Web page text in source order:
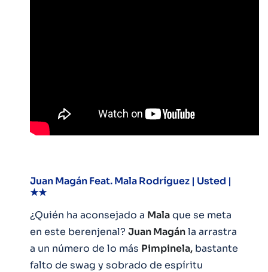
Juan Magán Feat. Mala Rodríguez | Usted |
★★
¿Quién ha aconsejado a Malaque se meta
en este berenjenal? Juan Magánla arrastra
a un número de lo más Pimpinela, bastante
falto de swag y sobrado de espíritu